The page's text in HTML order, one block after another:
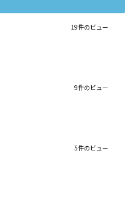
19件のビュー
9件のビュー
5件のビュー